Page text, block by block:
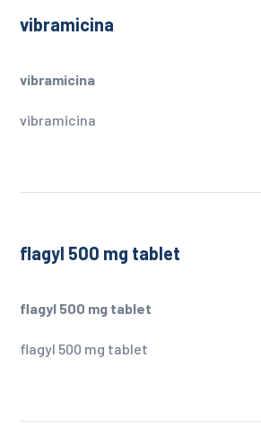
vibramicina
vibramicina
vibramicina
flagyl 500 mg tablet
flagyl 500 mg tablet
flagyl 500 mg tablet